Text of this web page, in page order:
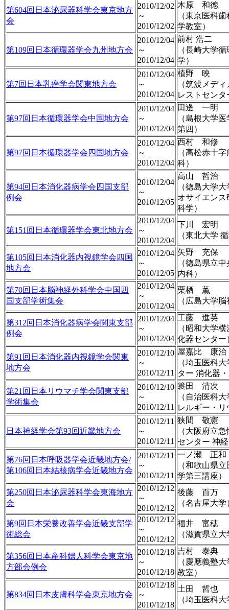
第604回日本泌尿器科学会東京地方
会
2010/12/02
～
2010/12/02
木原 和徳
（東京医科
学教室）
第109回日本循環器学会九州地方会
2010/12/04
～
2010/12/04
前村 浩二
（長崎大学
学）
第7回日本乳癌学会関東地方会
2010/12/04
～
2010/12/04
植野 映
（筑波メデ
レストセンタ
第97回日本循環器学会中国地方会
2010/12/04
～
2010/12/04
田邊 一明
（島根大学
第四）
第97回日本循環器学会四国地方会
2010/12/04
～
2010/12/04
西村 和修
（高松赤十
科）
第94回日本消化器病学会四国支部
例会
2010/12/04
～
2010/12/05
高山 哲治
（徳島大学
オサイエン
科学）
第151回日本循環器学会東北地方会
2010/12/04
～
2010/12/04
下川 宏明
（東北大学
第105回日本消化器内視鏡学会四国
地方会
2010/12/04
～
2010/12/05
矢野 充保
（徳島県立
内科）
第70回日本脳神経外科学会中国四
国支部学術集会
2010/12/04
～
2010/12/04
栗栖 薫
（広島大学
第312回日本消化器病学会関東支部
例会
2010/12/04
～
2010/12/04
工藤 進英
（昭和大学
化器センター
第91回日本消化器内視鏡学会関東
地方会
2010/12/10
～
2010/12/11
屋嘉比 康治
（埼玉医科
ター 消化器
第21回日本リウマチ学会関東支部
学術集会
2010/12/10
～
2010/12/11
簑田 清次
（自治医科
レルギー・
日本神経学会第93回近畿地方会
2010/12/11
～
2010/12/11
狭間 敬憲
（大阪府立
センター 神
第76回日本呼吸器学会近畿地方会/
第106回日本結核病学会近畿地方会
2010/12/11
～
2010/12/11
一ノ瀬 正和
（和歌山県
学第三講座）
第250回日本泌尿器科学会東海地方
会
2010/12/12
～
2010/12/12
後藤 百万
（名古屋大学
第9回日本栄養改善学会近畿支部学
術総会
2010/12/12
～
2010/12/12
福井 富穂
（滋賀県立
第356回日本産科婦人科学会東京地
方部会例会
2010/12/18
～
2010/12/18
吉村 泰典
（慶應義塾
教室）
第834回日本皮膚科学会東京地方会
2010/12/18
～
2010/12/18
土田 哲也
（埼玉医科